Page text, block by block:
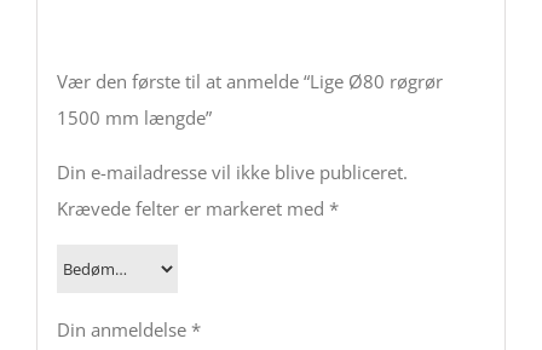
Vær den første til at anmelde “Lige Ø80 røgrør
1500 mm længde”
Din e-mailadresse vil ikke blive publiceret.
Krævede felter er markeret med *
Din anmeldelse *